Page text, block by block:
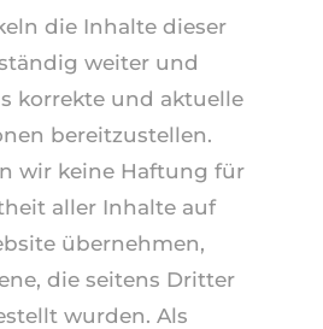
die Inhalte dieser
weiter und
korrekte und aktuelle
bereitzustellen.
wir keine Haftung für
aller Inhalte auf
übernehmen,
die seitens Dritter
wurden. Als